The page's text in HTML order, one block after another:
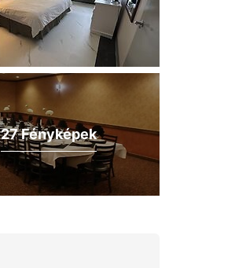
27 Fényképek